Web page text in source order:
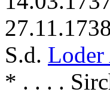
S.d. Loder
* . . . .